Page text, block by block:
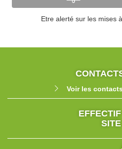
Etre alerté sur les mises
Voir les
EFFECTIF
SITE